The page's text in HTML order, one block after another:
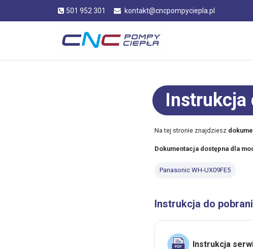
501 952 301 kontakt@cncpompyciepla.pl
Instrukcja
Na tej stronie znajdziesz
Dokumentacja dostępna dla
Panasonic WH-UX09FE5
Instrukcja do
Instrukcja